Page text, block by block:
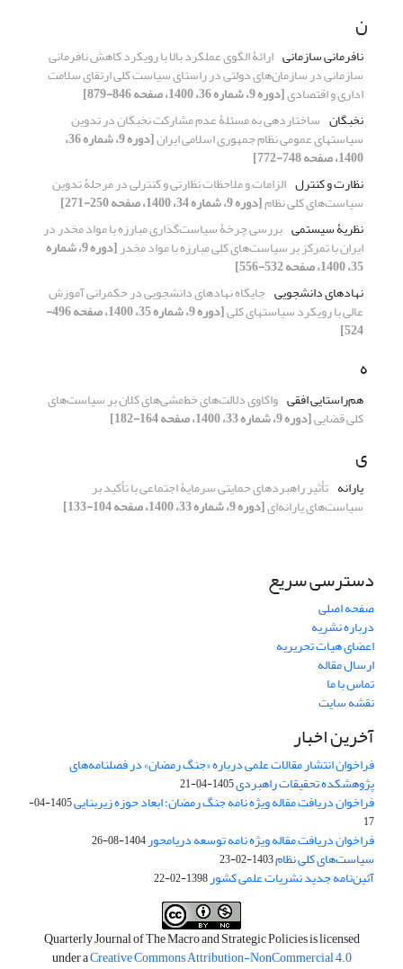
ن
نافرمانی سازمانی ارائۀ الگوی عملکرد بالا با رویکرد کاهش نافرمانی
سازمانی در سازمان‌های دولتی در راستای سیاست کلی ارتقای سلامت
اداری و اقتصادی[دوره 9، شماره 36، 1400، صفحه 846-879]
نخبگان ساختاردهی به مسئلۀ عدم مشارکت نخبگان در تدوین
سیاست‏های عمومی نظام جمهوری اسلامی ایران [دوره 9، شماره 36،
1400، صفحه 748-772]
نظارت و کنترل الزامات و ملاحظات نظارتی و کنترلی در مرحلۀ تدوین
سیاست‌های کلی نظام[دوره 9، شماره 34، 1400، صفحه 250-271]
نظریۀ سیستمی بررسی چرخۀ سیاست‌گذاری مبارزه با مواد مخدر در
ایران با تمرکز بر سیاست‌های کلی مبارزه با مواد مخدر [دوره 9، شماره
35، 1400، صفحه 532-556]
نهادهای دانشجویی جایگاه نهادهای دانشجویی در حکمرانی آموزش
عالی با رویکرد سیاستهای کلی [دوره 9، شماره 35، 1400، صفحه 496-
524]
ه
هم‌راستایی افقی واکاوی دلالت‌های خط‌مشی‌های کلان بر سیاست‌های
کلی قضایی[دوره 9، شماره 33، 1400، صفحه 164-182]
ی
یارانه تأثیر راهبردهای حمایتی سرمایۀ اجتماعی با تأکید بر
سیاست‌های یارانه‌ای[دوره 9، شماره 33، 1400، صفحه 104-133]
دسترسی سریع
صفحه اصلی
درباره نشریه
اعضای هیات تحریریه
ارسال مقاله
تماس با ما
نقشه سایت
آخرین اخبار
فراخوان انتشار مقالات علمی درباره «جنگ رمضان» در فصلنامه‌های
پژوهشکده تحقیقات راهبردی1405-04-21
فراخوان دریافت مقاله ویژه نامه جنگ رمضان؛ ابعاد حوزه زیربنایی
1405-04-
17
فراخوان دریافت مقاله ویژه نامه توسعه دریامحور1404-08-26
سیاست‌های کلی نظام1403-02-23
آئین‌نامه جدید نشریات علمی کشور1398-02-22
Quarterly Journal of The Macro and Strategic Policies is licensed
under aCreative Commons Attribution-NonCommercial 4.0